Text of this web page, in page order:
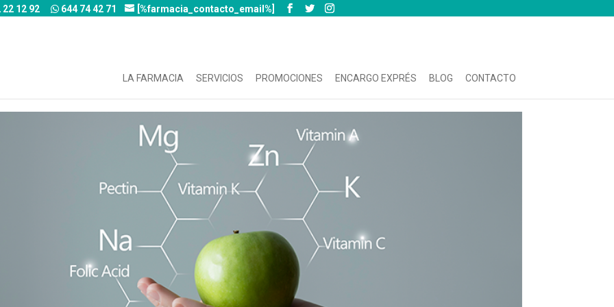
22 12 92 644 74 42 71 [%farmacia_contacto_email%]
LA FARMACIA SERVICIOS PROMOCIONES ENCARGO EXPRÉS BLOG CONTACTO